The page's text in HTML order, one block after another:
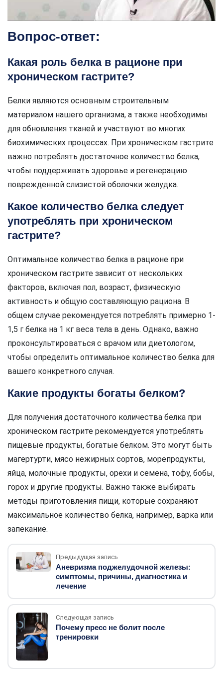
Вопрос-ответ:
Какая роль белка в рационе при
хроническом гастрите?
Белки являются основным строительным
материалом нашего организма, а также необходимы
для обновления тканей и участвуют во многих
биохимических процессах. При хроническом гастрите
важно потреблять достаточное количество белка,
чтобы поддерживать здоровье и регенерацию
поврежденной слизистой оболочки желудка.
Какое количество белка следует
употреблять при хроническом
гастрите?
Оптимальное количество белка в рационе при
хроническом гастрите зависит от нескольких
факторов, включая пол, возраст, физическую
активность и общую составляющую рациона. В
общем случае рекомендуется потреблять примерно 1-
1,5 г белка на 1 кг веса тела в день. Однако, важно
проконсультироваться с врачом или диетологом,
чтобы определить оптимальное количество белка для
вашего конкретного случая.
Какие продукты богаты белком?
Для получения достаточного количества белка при
хроническом гастрите рекомендуется употреблять
пищевые продукты, богатые белком. Это могут быть
магертурти, мясо нежирных сортов, морепродукты,
яйца, молочные продукты, орехи и семена, тофу, бобы,
горох и другие продукты. Важно также выбирать
методы приготовления пищи, которые сохраняют
максимальное количество белка, например, варка или
запекание.
Предыдущая запись
Аневризма поджелудочной железы:
симптомы, причины, диагностика и
лечение
Следующая запись
Почему пресс не болит после
тренировки